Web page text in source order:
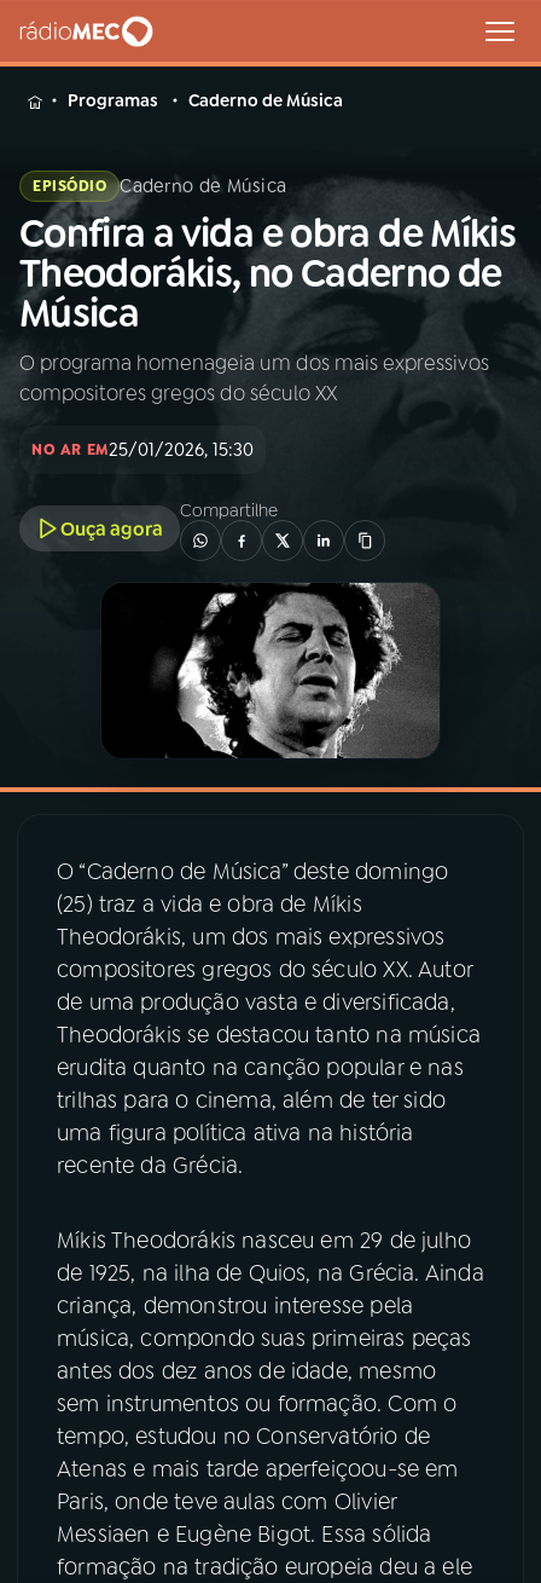
MENU
Buscar
na
Rádio
MEC
Buscar
Início AO VIVO
INÍCIO
A RÁDIO
PROGRAMAÇÃO
PROGRAMAS
PODCASTS
07 ÚLTIMAS
08 PRÊMIO RÁDIO MEC
ACOMPANHE A RÁDIO MEC
YouTube Facebook
Programas Caderno de Música
EPISÓDIO Caderno de Música
Confira a vida e obra de Míkis
Theodorákis, no Caderno de
Música
O programa homenageia um dos mais expressivos
compositores gregos do século XX
NO AR EM25/01/2026, 15:30
Ouça agora
Compartilhe
O “Caderno de Música” deste domingo
(25) traz a vida e obra de Míkis
Theodorákis, um dos mais expressivos
compositores gregos do século XX. Autor
de uma produção vasta e diversificada,
Theodorákis se destacou tanto na música
erudita quanto na canção popular e nas
trilhas para o cinema, além de ter sido
uma figura política ativa na história
recente da Grécia.
Míkis Theodorákis nasceu em 29 de julho
de 1925, na ilha de Quios, na Grécia. Ainda
criança, demonstrou interesse pela
música, compondo suas primeiras peças
antes dos dez anos de idade, mesmo
sem instrumentos ou formação. Com o
tempo, estudou no Conservatório de
Atenas e mais tarde aperfeiçoou-se em
Paris, onde teve aulas com Olivier
Messiaen e Eugène Bigot. Essa sólida
formação na tradição europeia deu a ele